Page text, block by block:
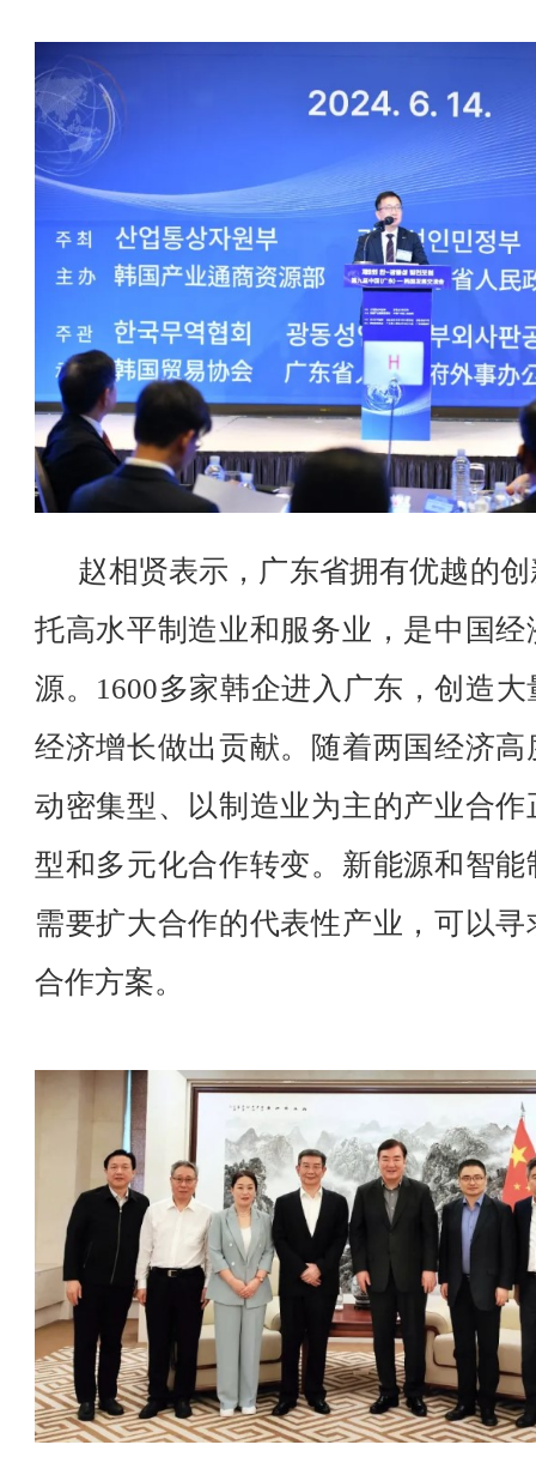
赵相贤表示，广东省拥有优越的
托高水平制造业和服务业，是中国
源。1600多家韩企进入广东，创造
经济增长做出贡献。随着两国经济
动密集型、以制造业为主的产业合
型和多元化合作转变。新能源和智
需要扩大合作的代表性产业，可以
合作方案。